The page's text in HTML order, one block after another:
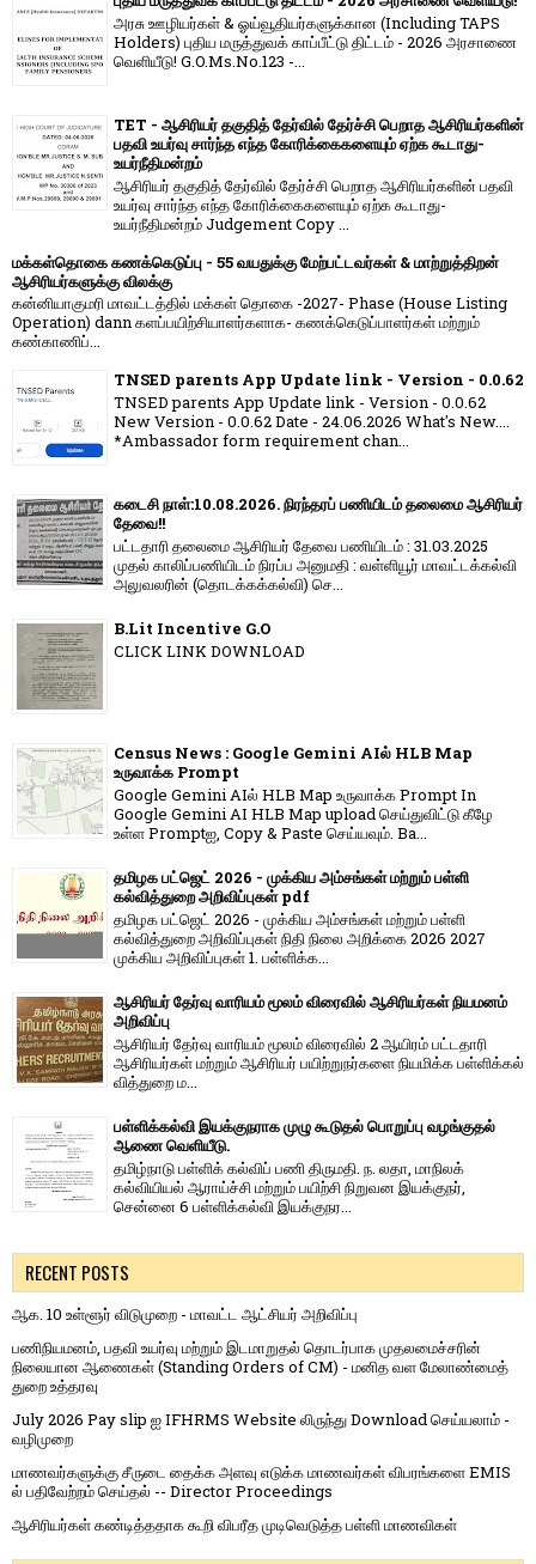
அரசு ஊழியர்கள் & ஓய்வூதியர்களுக்கான (Including TAPS
Holders) புதிய மருத்துவக் காப்பீட்டு திட்டம் - 2026 அரசாணை
வெளியீடு! G.O.Ms.No.123 -...
TET - ஆசிரியர் தகுதித் தேர்வில் தேர்ச்சி பெறாத ஆசிரியர்களின்
பதவி உயர்வு சார்ந்த எந்த கோரிக்கைகளையும் ஏற்க கூடாது-
உயர்நீதிமன்றம்
ஆசிரியர் தகுதித் தேர்வில் தேர்ச்சி பெறாத ஆசிரியர்களின் பதவி
உயர்வு சார்ந்த எந்த கோரிக்கைகளையும் ஏற்க கூடாது-
உயர்நீதிமன்றம் Judgement Copy ...
மக்கள்தொகை கணக்கெடுப்பு - 55 வயதுக்கு மேற்பட்டவர்கள் & மாற்றுத்திறன்
ஆசிரியர்களுக்கு விலக்கு
கன்னியாகுமரி மாவட்டத்தில் மக்கள் தொகை -2027- Phase (House Listing
Operation) dann களப்பயிற்சியாளர்களாக- கணக்கெடுப்பாளர்கள் மற்றும்
கண்காணிப்...
TNSED parents App Update link - Version - 0.0.62
TNSED parents App Update link - Version - 0.0.62
New Version - 0.0.62 Date - 24.06.2026 What's New....
*Ambassador form requirement chan...
கடைசி நாள்:10.08.2026. நிரந்தரப் பணியிடம் தலைமை ஆசிரியர்
தேவை!!
பட்டதாரி தலைமை ஆசிரியர் தேவை பணியிடம் : 31.03.2025
முதல் காலிப்பணியிடம் நிரப்ப அனுமதி : வள்ளியூர் மாவட்டக்கல்வி
அலுவலரின் (தொடக்கக்கல்வி) செ...
B.Lit Incentive G.O
CLICK LINK DOWNLOAD
Census News : Google Gemini AIல் HLB Map
உருவாக்க Prompt
Google Gemini AIல் HLB Map உருவாக்க Prompt In
Google Gemini AI HLB Map upload செய்துவிட்டு கீழே
உள்ள Promptஐ, Copy & Paste செய்யவும். Ba...
தமிழக பட்ஜெட் 2026 - முக்கிய அம்சங்கள் மற்றும் பள்ளி
கல்வித்துறை அறிவிப்புகள் pdf
தமிழக பட்ஜெட் 2026 - முக்கிய அம்சங்கள் மற்றும் பள்ளி
கல்வித்துறை அறிவிப்புகள் நிதி நிலை அறிக்கை 2026 2027
முக்கிய அறிவிப்புகள் 1. பள்ளிக்க...
ஆசிரியர் தேர்வு வாரியம் மூலம் விரைவில் ஆசிரியர்கள் நியமனம்
அறிவிப்பு
ஆசிரியர் தேர்வு வாரி​யம் மூலம் விரை​வில் 2 ஆயிரம் பட்​ட​தாரி
ஆசிரியர்​கள் மற்​றும் ஆசிரியர் பயிற்றுநர்​களை நியமிக்க பள்​ளிக்​கல்​
வித்​துறை ம...
பள்ளிக்கல்வி இயக்குநராக முழு கூடுதல் பொறுப்பு வழங்குதல்
ஆணை வெளியீடு.
தமிழ்நாடு பள்ளிக் கல்விப் பணி திருமதி. ந. லதா, மாநிலக்
கல்வியியல் ஆராய்ச்சி மற்றும் பயிற்சி நிறுவன இயக்குநர்,
சென்னை 6 பள்ளிக்கல்வி இயக்குநர...
RECENT POSTS
ஆக. 10 உள்ளூர் விடுமுறை - மாவட்ட ஆட்சியர் அறிவிப்பு
பணிநியமனம், பதவி உயர்வு மற்றும் இடமாறுதல் தொடர்பாக முதலமைச்சரின்
நிலையான ஆணைகள் (Standing Orders of CM) - மனித வள மேலாண்மைத்
துறை உத்தரவு
July 2026 Pay slip ஐ IFHRMS Website லிருந்து Download செய்யலாம் -
வழிமுறை
மாணவர்களுக்கு சீருடை தைக்க அளவு எடுக்க மாணவர்கள் விபரங்களை EMIS
ல் பதிவேற்றம் செய்தல் -- Director Proceedings
ஆசிரியர்கள் கண்டித்ததாக கூறி விபரீத முடிவெடுத்த பள்ளி மாணவிகள்